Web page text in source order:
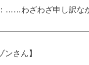
：……わざわざ申し訳な
ンさん】